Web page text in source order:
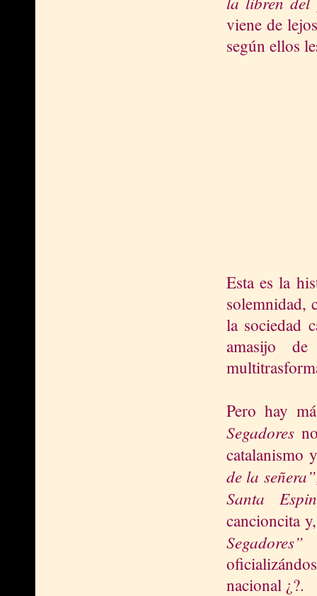
viene de
según ellos
Esta es la
solemnidad,
la sociedad
amasijo
Pero hay
Segadores
catalanismo
de la
Santa
cancioncita
Segadores”
nacional ¿?.